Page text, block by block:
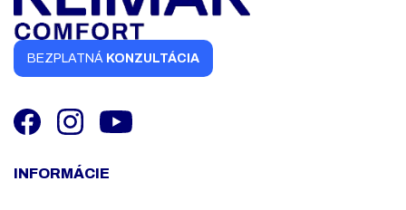
BEZPLATNÁ KONZULTÁCIA
INFORMÁCIE